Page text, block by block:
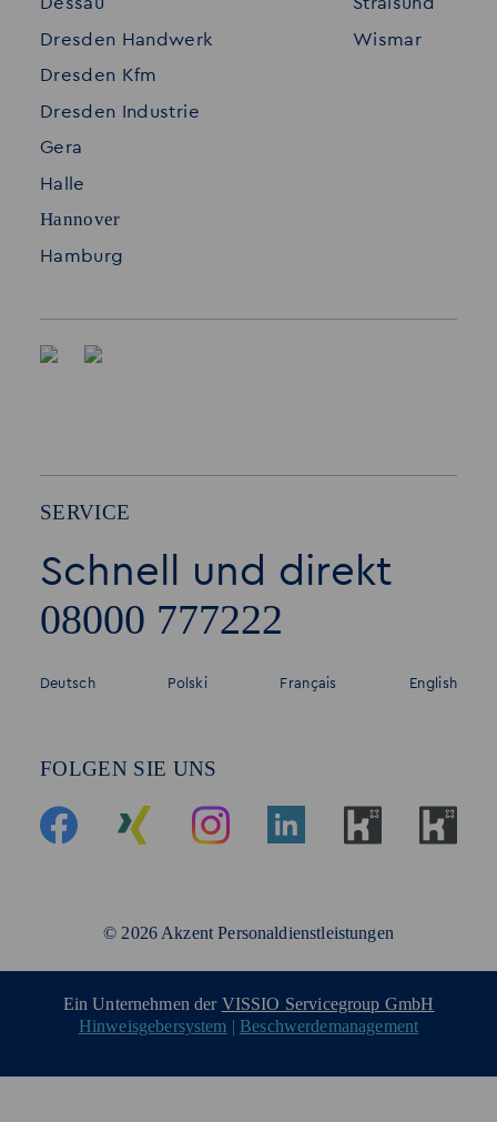
Impressum
Dresden Handwerk
Dresden Kfm
Dresden Industrie
Gera
Halle
Hannover
Hamburg
Wismar
SERVICE
Schnell und direkt
08000 777222
Deutsch Polski Français English
FOLGEN SIE UNS
© 2026 Akzent Personaldienstleistungen
Ein Unternehmen der VISSIO Servicegroup GmbH
Hinweisgebersystem | Beschwerdemanagement